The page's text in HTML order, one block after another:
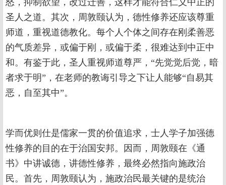
怒，抑制欲望，改过迁善，这样才能符合仁义中正的
圣人之道。其次，周敦颐认为，德性修养还应该尊重
师道，重视道德教化。每个人个体之间存在刚柔善恶
的气质差异，或偏于刚，或偏于柔，很难达到中正中
和。有鉴于此，圣人重视师道尊严，“先觉觉后觉，暗
者求于明”，在老师的教诲引导之下让人能够“自易其
恶，自至其中”。
学而优则仕是儒家一贯的价值追求，士人学子加强德
性修养的目的在于治国安邦。因而，周敦颐在《通
书》中讲诚德，讲德性修养，最终必然指向施政治
民。首先，周敦颐认为，施政治民最关键的是统治